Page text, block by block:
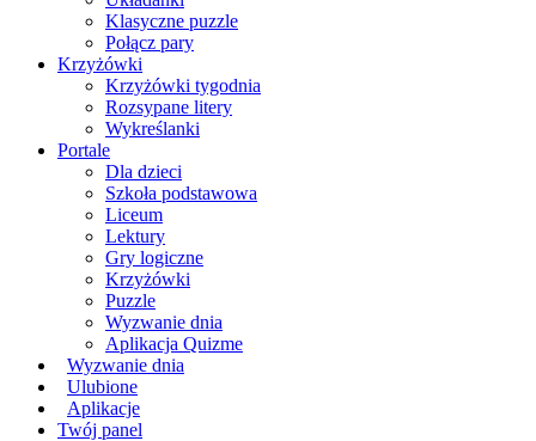
Klasyczne puzzle
Połącz pary
Krzyżówki
Krzyżówki tygodnia
Rozsypane litery
Wykreślanki
Portale
Dla dzieci
Szkoła podstawowa
Liceum
Lektury
Gry logiczne
Krzyżówki
Puzzle
Wyzwanie dnia
Aplikacja Quizme
Wyzwanie dnia
Ulubione
Aplikacje
Twój panel